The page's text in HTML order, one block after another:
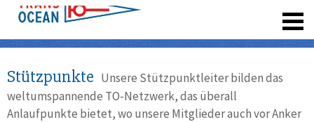
Stützpunkte Unsere Stützpunktleiter bilden das
weltumspannende TO-Netzwerk, das überall
Anlaufpunkte bietet, wo unsere Mitglieder auch vor Anker